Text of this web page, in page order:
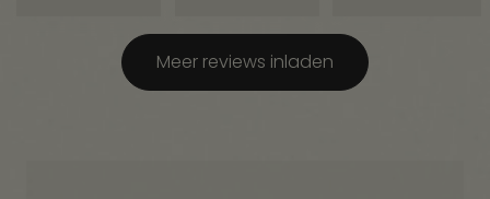
fantastisch
mals en
perfect
Kerstboom.
Alvast jaren
Meer reviews inladen